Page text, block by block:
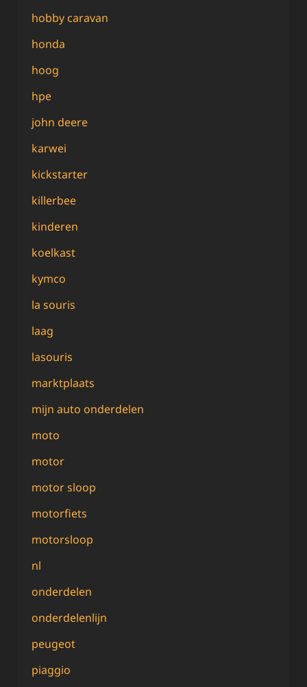
hobby caravan
honda
hoog
hpe
john deere
karwei
kickstarter
killerbee
kinderen
koelkast
kymco
la souris
laag
lasouris
marktplaats
mijn auto onderdelen
moto
motor
motor sloop
motorfiets
motorsloop
nl
onderdelen
onderdelenlijn
peugeot
piaggio